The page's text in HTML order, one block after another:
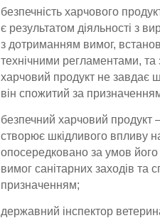
безпечність харчового
є результатом діяльності з
з дотриманням вимог,
технічними регламентами, та
харчовий продукт не завдає
він спожитий за
безпечний харчовий продукт
створює шкідливого впливу
опосередковано за умов
вимог санітарних заходів та
призначенням;
державний інспектор